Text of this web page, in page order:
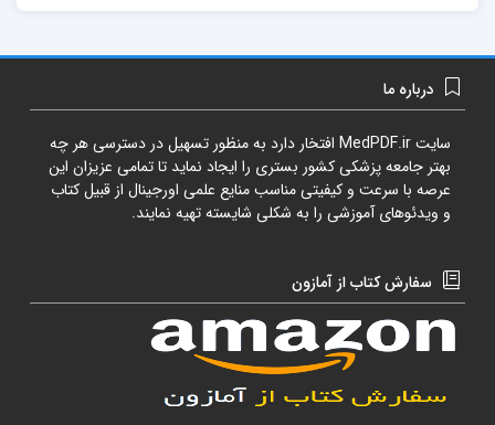
درباره ما
سایتMedPDF.ir افتخار دارد به منظور تسهیل در دسترسی هر چه
بهتر جامعه پزشکی کشور بستری را ایجاد نماید تا تمامی عزیزان این
عرصه با سرعت و کیفیتی مناسب منایع علمی اورجینال از قبیل کتاب
و ویدئوهای آموزشی را به شکلی شایسته تهیه نمایند.
سفارش کتاب از آمازون